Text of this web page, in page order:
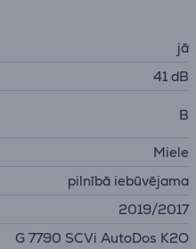
jā
41 dB
B
Miele
pilnībā iebūvējama
2019/2017
G 7790 SCVi AutoDos K2O